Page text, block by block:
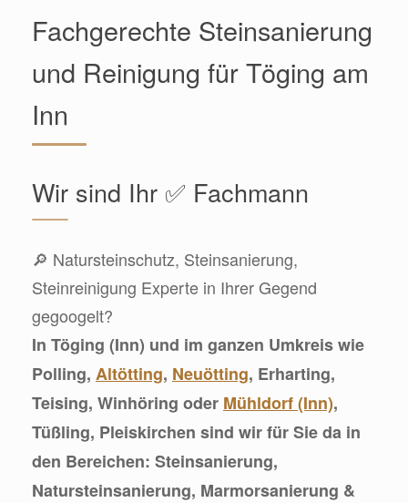
Fachgerechte Steinsanierung
und Reinigung für Töging am
Inn
Wir sind Ihr ✅ Fachmann
🔎 Natursteinschutz, Steinsanierung,
Steinreinigung Experte in Ihrer Gegend
gegoogelt?
In Töging (Inn) und im ganzen Umkreis wie
Polling, Altötting, Neuötting, Erharting,
Teising, Winhöring oder Mühldorf (Inn),
Tüßling, Pleiskirchen sind wir für Sie da in
den Bereichen: Steinsanierung,
Natursteinsanierung, Marmorsanierung &